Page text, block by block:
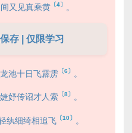
又见真乘黄 〔4〕 。
存 | 仅限学习
龙池十日飞霹雳 〔6〕
婕妤传诏才人索 〔8〕 。
纨细绮相追飞 〔10〕 。